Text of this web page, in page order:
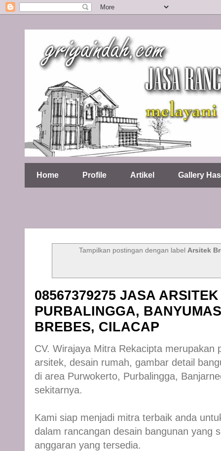
Home Profile Artikel Gallery
Tampilkan postingan dengan label Arsitek
08567379275 JASA
PURBALINGGA,
BREBES, CILACAP
CV. Wirajaya Mitra Rekacipta merupakan
arsitek, desain rumah, gambar detail
di area Purwokerto, Purbalingga,
sekitarnya.
Kami siap menjadi mitra terbaik anda
dalam rancangan desain bangunan yang
anggaran yang tersedia.